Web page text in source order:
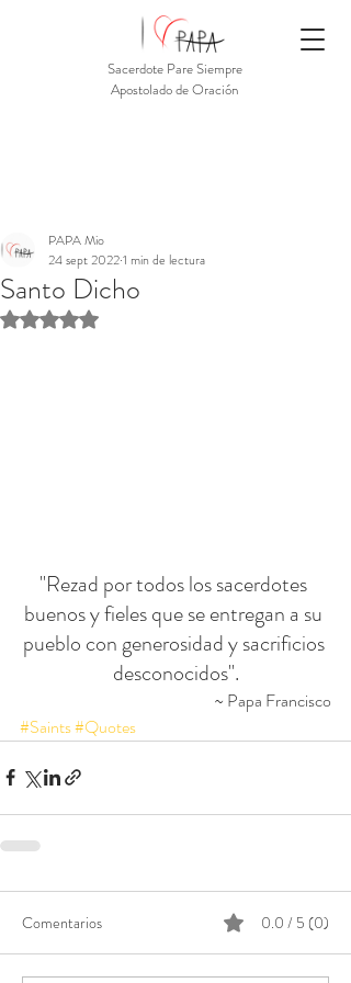
Sacerdote Pare Siempre
Apostolado de Oración
Santo Dicho
PAPA Mio
24 sept 20221 min de lectura
Obtuvo NaN de 5 estrellas.
"Rezad por todos los sacerdotes
buenos y fieles que se entregan a su
pueblo con generosidad y sacrificios
desconocidos".
~ Papa Francisco
#Saints#Quotes
Comentarios 0.0 / 5 (0)